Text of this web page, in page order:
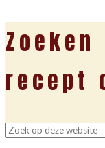
recept
Zoek